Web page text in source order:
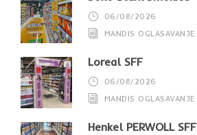
06/08/2026
MANDIS OGLASAVANJE
Loreal SFF
06/08/2026
MANDIS OGLASAVANJE
Henkel PERWOLL SFF